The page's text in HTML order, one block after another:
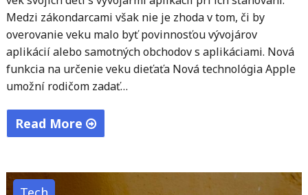
Medzi zákondarcami však nie je zhoda v tom, či by
overovanie veku malo byť povinnosťou vývojárov
aplikácií alebo samotných obchodov s aplikáciami. Nová
funkcia na určenie veku dieťaťa Nová technológia Apple
umožní rodičom zadať…
Read More
technológiu